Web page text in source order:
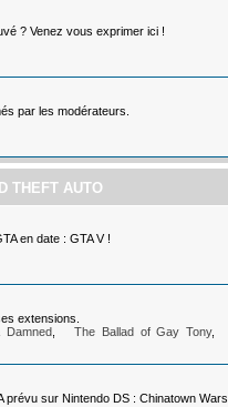
? Venez vous exprimer ici !
par les modérateurs.
THEFT AUTO
en date : GTA V !
extensions.
, The Ballad of Gay Tony,
prévu sur Nintendo DS : Chinatown Wars